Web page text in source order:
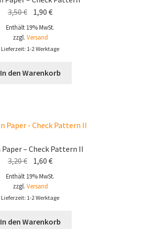
3,50€ Ursprünglicher
Preis
war:
3,50 €
1,90€Aktueller
1,90 €.
Enthält 19% MwSt.
zzgl. Versand
Lieferzeit: 1-2 Werktage
In den Warenkorb
Paper – Check Pattern II
3,20€ Ursprünglicher
Preis
war:
3,20 €
1,60€Aktueller
Preis
1,60 €.
Enthält 19% MwSt.
zzgl. Versand
Lieferzeit: 1-2 Werktage
In den Warenkorb